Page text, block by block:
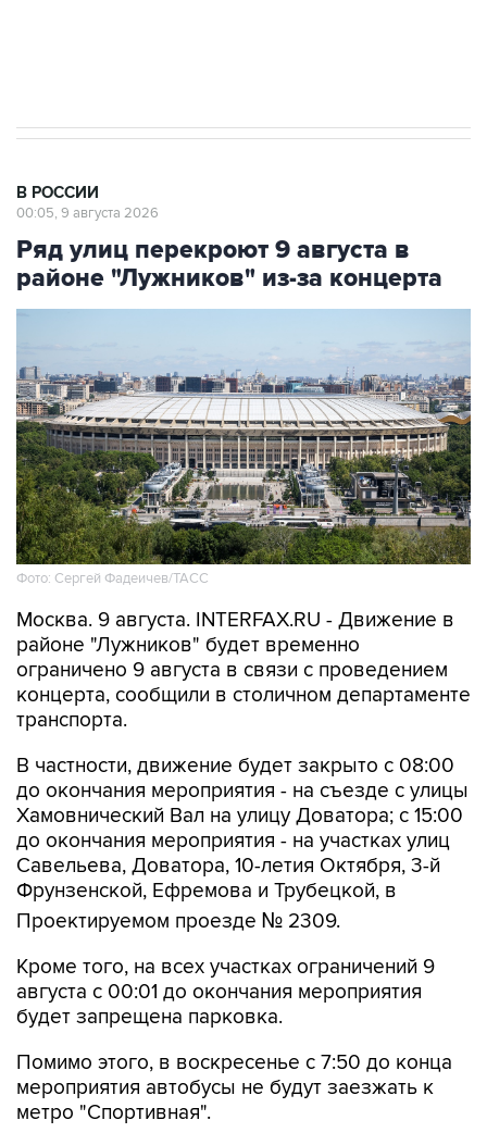
В РОССИИ
00:05, 9 августа 2026
Ряд улиц перекроют 9 августа в
районе "Лужников" из-за концерта
Фото: Сергей Фадеичев/ТАСС
Москва. 9 августа. INTERFAX.RU - Движение в
районе "Лужников" будет временно
ограничено 9 августа в связи с проведением
концерта, сообщили в столичном департаменте
транспорта.
В частности, движение будет закрыто с 08:00
до окончания мероприятия - на съезде с улицы
Хамовнический Вал на улицу Доватора; с 15:00
до окончания мероприятия - на участках улиц
Савельева, Доватора, 10-летия Октября, 3-й
Фрунзенской, Ефремова и Трубецкой, в
Проектируемом проезде № 2309.
Кроме того, на всех участках ограничений 9
августа с 00:01 до окончания мероприятия
будет запрещена парковка.
Помимо этого, в воскресенье с 7:50 до конца
мероприятия автобусы не будут заезжать к
метро "Спортивная".